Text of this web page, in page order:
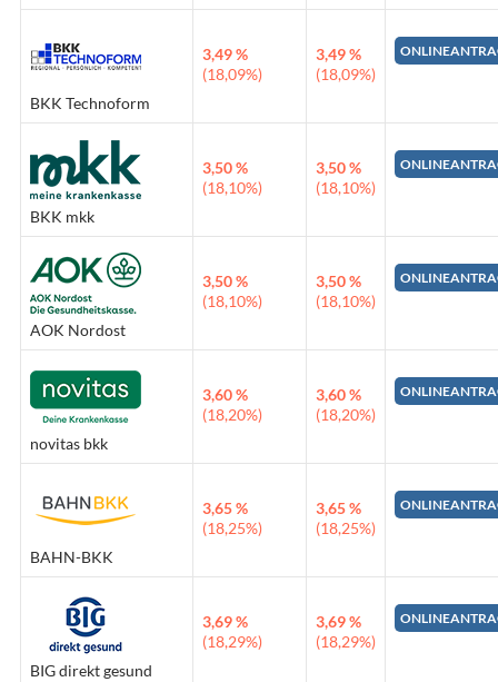
BKK Technoform
3,49 %
(18,09%)
3,49 %
(18,09%)
BKK mkk
3,50 %
(18,10%)
3,50 %
(18,10%)
AOK Nordost
3,50 %
(18,10%)
3,50 %
(18,10%)
novitas bkk
3,60 %
(18,20%)
3,60 %
(18,20%)
BAHN-BKK
3,65 %
(18,25%)
3,65 %
(18,25%)
BIG direkt gesund
3,69 %
(18,29%)
3,69 %
(18,29%)